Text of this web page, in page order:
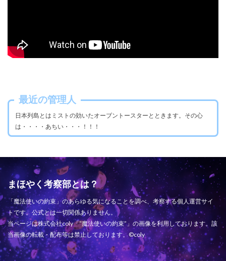
最近の管理人
日本列島とはミストの効いたオーブントースターとときます。その心
は・・・・あちい・・・！！！
まほやく考察部とは？
「魔法使いの約束」のあらゆる気になることを調べ、考察する個人運営サイ
トです。公式とは一切関係ありません。
当ページは株式会社coly「”魔法使いの約束”」の画像を利用しております。該
当画像の転載・配布等は禁止しております。©coly